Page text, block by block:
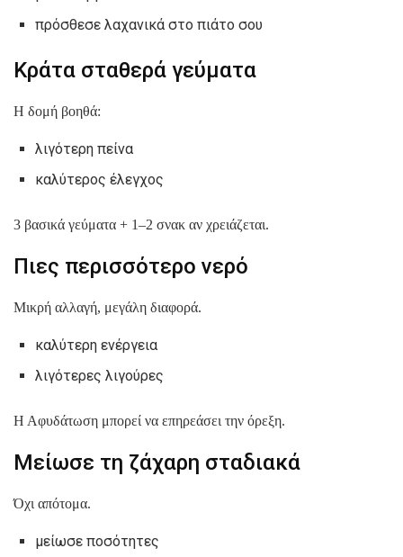
πρόσθεσε λαχανικά στο πιάτο σου
Κράτα σταθερά γεύματα
Η δομή βοηθά:
λιγότερη πείνα
καλύτερος έλεγχος
3 βασικά γεύματα + 1–2 σνακ αν χρειάζεται.
Πιες περισσότερο νερό
Μικρή αλλαγή, μεγάλη διαφορά.
καλύτερη ενέργεια
λιγότερες λιγούρες
Η Αφυδάτωση μπορεί να επηρεάσει την όρεξη.
Μείωσε τη ζάχαρη σταδιακά
Όχι απότομα.
μείωσε ποσότητες